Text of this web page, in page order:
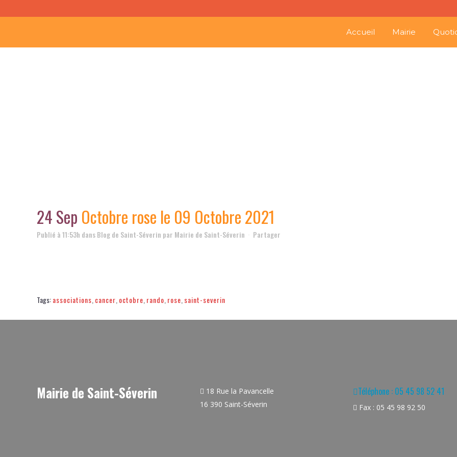
Accueil Mairie
24 Sep Octobre rose le 09 Octobre 2021
Publié à 11:53h dansBlog de Saint-Séverin par Mairie de Saint-Séverin Partager
Tags:associations cancer octobre rando rose saint-severin
Mairie de Saint-Séverin
18 Rue la Pavancelle
16 390 Saint-Séverin
Téléphone : 05 45 98 52 41
Fax : 05 45 98 92 50